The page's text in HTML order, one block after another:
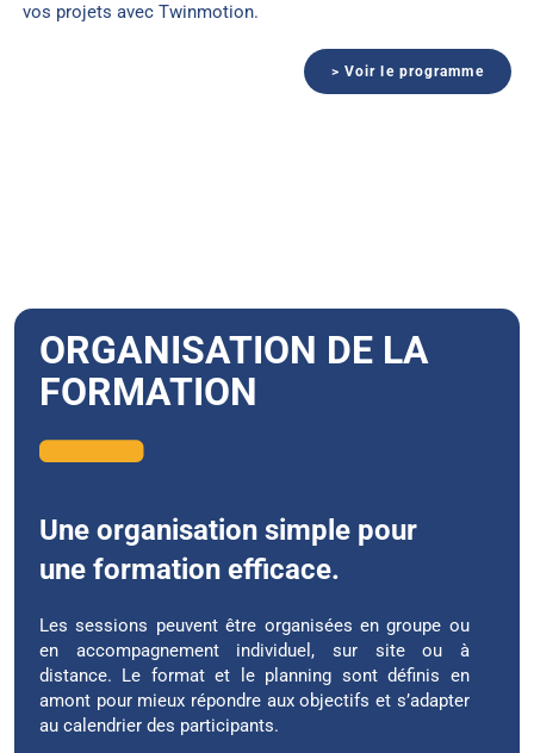
vos projets avec Twinmotion.
> Voir le programme
ORGANISATION DE LA
FORMATION
Une organisation simple pour
une formation efficace.
Les sessions peuvent être organisées en groupe ou
en accompagnement individuel, sur site ou à
distance. Le format et le planning sont définis en
amont pour mieux répondre aux objectifs et s’adapter
au calendrier des participants.